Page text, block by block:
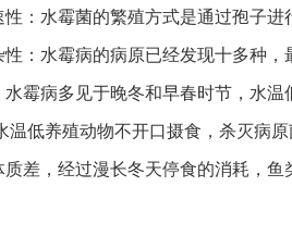
性：水霉菌的繁殖方式是通过孢子
性：水霉病的病原已经发现十多种
水霉病多见于晚冬和早春时节，水
温低养殖动物不开口摄食，杀灭病
质差，经过漫长冬天停食的消耗，